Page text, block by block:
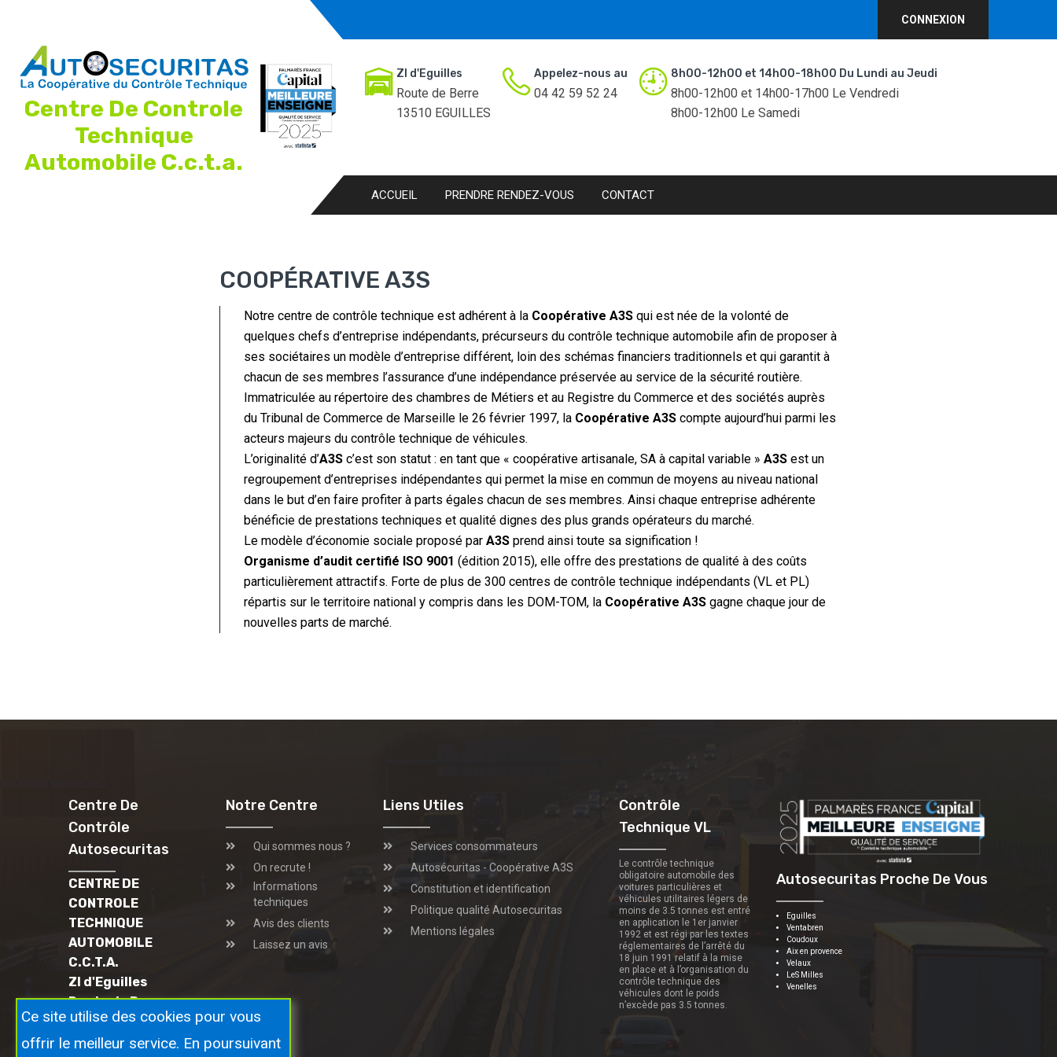
CONNEXION
Centre De Controle
Technique
Automobile C.c.t.a.
ZI d'Eguilles
Route de Berre
13510 EGUILLES
Appelez-nous au
04 42 59 52 24
8h00-12h00 et 14h00-18h00 Du Lundi au Jeudi
8h00-12h00 et 14h00-17h00 Le Vendredi
8h00-12h00 Le Samedi
ACCUEIL PRENDRE RENDEZ-VOUS CONTACT
COOPÉRATIVE A3S
Notre centre de contrôle technique est adhérent à la Coopérative A3Squi est née de la volonté de
quelques chefs d’entreprise indépendants, précurseurs du contrôle technique automobile afin de proposer à
ses sociétaires un modèle d’entreprise différent, loin des schémas financiers traditionnels et qui garantit à
chacun de ses membres l’assurance d’une indépendance préservée au service de la sécurité routière.
Immatriculée au répertoire des chambres de Métiers et au Registre du Commerce et des sociétés auprès
du Tribunal de Commerce de Marseille le 26 février 1997, la Coopérative A3Scompte aujourd’hui parmi les
acteurs majeurs du contrôle technique de véhicules.
L’originalité d’A3Sc’est son statut : en tant que « coopérative artisanale, SA à capital variable » A3Sest un
regroupement d’entreprises indépendantes qui permet la mise en commun de moyens au niveau national
dans le but d’en faire profiter à parts égales chacun de ses membres. Ainsi chaque entreprise adhérente
bénéficie de prestations techniques et qualité dignes des plus grands opérateurs du marché.
Le modèle d’économie sociale proposé par A3Sprend ainsi toute sa signification !
Organisme d’audit certifié ISO 9001 (édition 2015), elle offre des prestations de qualité à des coûts
particulièrement attractifs. Forte de plus de 300 centres de contrôle technique indépendants (VL et PL)
répartis sur le territoire national y compris dans les DOM-TOM, la Coopérative A3Sgagne chaque jour de
nouvelles parts de marché.
Centre De
Contrôle
Autosecuritas
CENTRE DE
CONTROLE
TECHNIQUE
AUTOMOBILE
C.C.T.A.
ZI d'Eguilles
Route de Berre
13510 EGUILLES
04 42 59 52 24
Notre Centre
Qui sommes nous ?
On recrute !
Informations
techniques
Avis des clients
Laissez un avis
Liens Utiles
Services consommateurs
Autosécuritas - Coopérative A3S
Constitution et identification
Politique qualité Autosecuritas
Mentions légales
Contrôle
Technique VL
Le contrôle technique
obligatoire automobile des
voitures particulières et
véhicules utilitaires légers de
moins de 3.5 tonnes est entré
en application le 1er janvier
1992 et est régi par les textes
réglementaires de l’arrêté du
18 juin 1991 relatif à la mise
en place et à l’organisation du
contrôle technique des
véhicules dont le poids
n’excède pas 3.5 tonnes.
Autosecuritas Proche De Vous
Eguilles
Ventabren
Coudoux
Aix en provence
Velaux
LeS Milles
Venelles
Ce site utilise des cookies pour vous
offrir le meilleur service. En poursuivant